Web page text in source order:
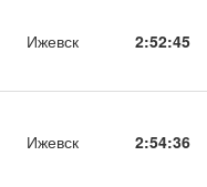
Ижевск 2:52:45
Ижевск 2:54:36